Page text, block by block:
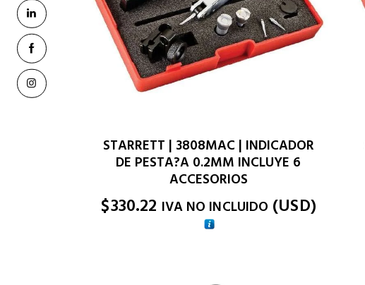
STARRETT | 3808MAC | INDICADOR
DE PESTA?A 0.2MM INCLUYE 6
ACCESORIOS
$330.22 IVA NO INCLUIDO (USD)